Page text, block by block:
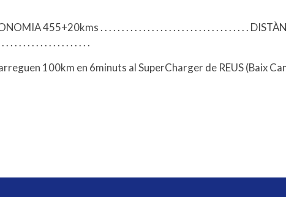
455+20kms . . . . . . . . . . . . . . . . . . . . . . . . . . . . . . . . . . .
. . . . . . . . . . . . . . . . .
100km en 6minuts al SuperCharger de REUS (Baix